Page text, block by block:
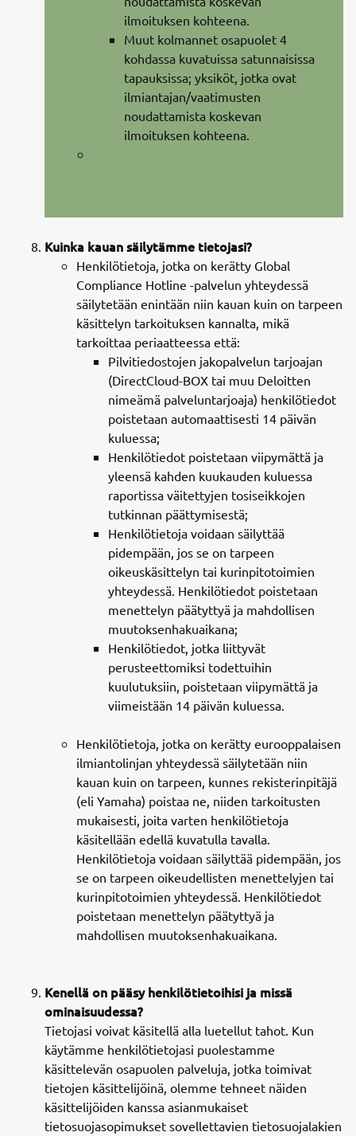
ilmoituksen kohteena.
Muut kolmannet osapuolet 4
kohdassa kuvatuissa satunnaisissa
tapauksissa; yksiköt, jotka ovat
ilmiantajan/vaatimusten
noudattamista koskevan
ilmoituksen kohteena.
Kuinka kauan säilytämme tietojasi?
Henkilötietoja, jotka on kerätty Global
Compliance Hotline -palvelun yhteydessä
säilytetään enintään niin kauan kuin on tarpeen
käsittelyn tarkoituksen kannalta, mikä
tarkoittaa periaatteessa että:
Pilvitiedostojen jakopalvelun tarjoajan
(DirectCloud-BOX tai muu Deloitten
nimeämä palveluntarjoaja) henkilötiedot
poistetaan automaattisesti 14 päivän
kuluessa;
Henkilötiedot poistetaan viipymättä ja
yleensä kahden kuukauden kuluessa
raportissa väitettyjen tosiseikkojen
tutkinnan päättymisestä;
Henkilötietoja voidaan säilyttää
pidempään, jos se on tarpeen
oikeuskäsittelyn tai kurinpitotoimien
yhteydessä. Henkilötiedot poistetaan
menettelyn päätyttyä ja mahdollisen
muutoksenhakuaikana;
Henkilötiedot, jotka liittyvät
perusteettomiksi todettuihin
kuulutuksiin, poistetaan viipymättä ja
viimeistään 14 päivän kuluessa.
Henkilötietoja, jotka on kerätty eurooppalaisen
ilmiantolinjan yhteydessä säilytetään niin
kauan kuin on tarpeen, kunnes rekisterinpitäjä
(eli Yamaha) poistaa ne, niiden tarkoitusten
mukaisesti, joita varten henkilötietoja
käsitellään edellä kuvatulla tavalla.
Henkilötietoja voidaan säilyttää pidempään, jos
se on tarpeen oikeudellisten menettelyjen tai
kurinpitotoimien yhteydessä. Henkilötiedot
poistetaan menettelyn päätyttyä ja
mahdollisen muutoksenhakuaikana.
Kenellä on pääsy henkilötietoihisi ja missä
ominaisuudessa?
Tietojasi voivat käsitellä alla luetellut tahot. Kun
käytämme henkilötietojasi puolestamme
käsittelevän osapuolen palveluja, jotka toimivat
tietojen käsittelijöinä, olemme tehneet näiden
käsittelijöiden kanssa asianmukaiset
tietosuojasopimukset sovellettavien tietosuojalakien